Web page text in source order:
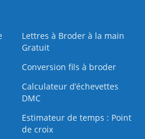
Lettres à Broder à la main
Gratuit
Conversion fils à broder
Calculateur d’échevettes
DMC
Estimateur de temps : Point
de croix